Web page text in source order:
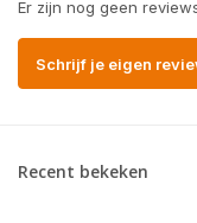
Er zijn nog geen
Schrijf je eigen
Recent bekeken